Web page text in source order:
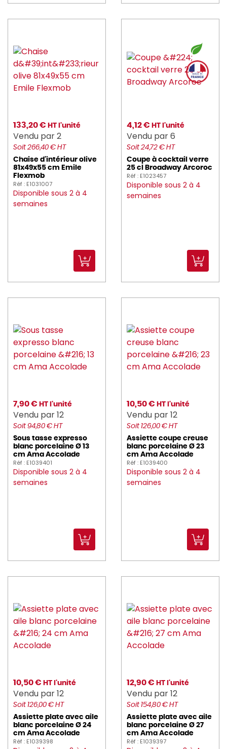
DYNAMIC (28)
earthessentials (49)
eclatdefrance (2)
enova (5)
essentialcollection (151)
ETERNUM (213)
EXEOL (18)
GASTRONUM (5)
GILAC (136)
gimetal (23)
HAIKU (6)
HAMILTON_BEACH (3)
HASSON (127)
hendi (18)
jri (7)
KASUMI (18)
KENWOOD (1)
KLEANING_ESSENTIALS (26)
KOLOSSAL (1)
kraft_you (2)
KRAMPOUZ (13)
133,20 € HT l'unité
Vendu par 2
Soit 266,40 € HT
Chaise d'intérieur olive
81x49x55 cm Emile
Flexmob
Réf : E1031007
Disponible sous 2 à 4
semaines
4,12 € HT l'unité
Vendu par 6
Soit 24,72 € HT
Coupe à cocktail verre
25 cl Broadway Arcoroc
Réf : E1023457
Disponible sous 2 à 4
semaines
7,90 € HT l'unité
Vendu par 12
Soit 94,80 € HT
Sous tasse expresso
blanc porcelaine Ø 13
cm Ama Accolade
Réf : E1039401
Disponible sous 2 à 4
semaines
10,50 € HT l'unité
Vendu par 12
Soit 126,00 € HT
Assiette coupe creuse
blanc porcelaine Ø 23
cm Ama Accolade
Réf : E1039400
Disponible sous 2 à 4
semaines
10,50 € HT l'unité
Vendu par 12
Soit 126,00 € HT
Assiette plate avec aile
blanc porcelaine Ø 24
cm Ama Accolade
Réf : E1039398
12,90 € HT l'unité
Vendu par 12
Soit 154,80 € HT
Assiette plate avec aile
blanc porcelaine Ø 27
cm Ama Accolade
Réf : E1039397